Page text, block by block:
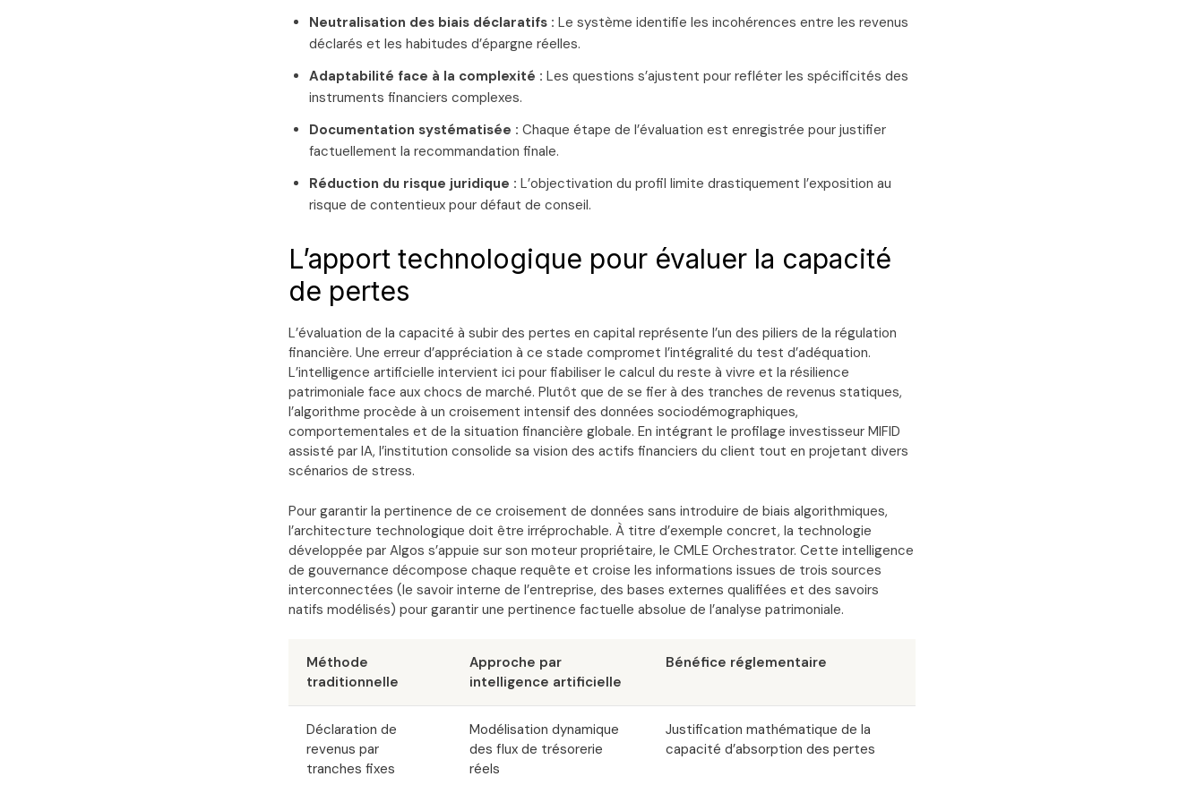
Neutralisation des biais déclaratifs : Le système identifie les incohérences entre les revenus
déclarés et les habitudes d’épargne réelles.
Adaptabilité face à la complexité : Les questions s’ajustent pour refléter les spécificités des
instruments financiers complexes.
Documentation systématisée : Chaque étape de l’évaluation est enregistrée pour justifier
factuellement la recommandation finale.
Réduction du risque juridique : L’objectivation du profil limite drastiquement l’exposition au
risque de contentieux pour défaut de conseil.
L’apport technologique pour évaluer la capacité
de pertes
L’évaluation de la capacité à subir des pertes en capital représente l’un des piliers de la régulation
financière. Une erreur d’appréciation à ce stade compromet l’intégralité du test d’adéquation.
L’intelligence artificielle intervient ici pour fiabiliser le calcul du reste à vivre et la résilience
patrimoniale face aux chocs de marché. Plutôt que de se fier à des tranches de revenus statiques,
l’algorithme procède à un croisement intensif des données sociodémographiques,
comportementales et de la situation financière globale. En intégrant le profilage investisseur MIFID
assisté par IA, l’institution consolide sa vision des actifs financiers du client tout en projetant divers
scénarios de stress.
Pour garantir la pertinence de ce croisement de données sans introduire de biais algorithmiques,
l’architecture technologique doit être irréprochable. À titre d’exemple concret, la technologie
développée par Algos s’appuie sur son moteur propriétaire, le CMLE Orchestrator. Cette intelligence
de gouvernance décompose chaque requête et croise les informations issues de trois sources
interconnectées (le savoir interne de l’entreprise, des bases externes qualifiées et des savoirs
natifs modélisés) pour garantir une pertinence factuelle absolue de l’analyse patrimoniale.
Méthode
traditionnelle
Approche par
intelligence artificielle
Bénéfice réglementaire
Déclaration de
revenus par
tranches fixes
Modélisation dynamique
des flux de trésorerie
réels
Justification mathématique de la
capacité d’absorption des pertes